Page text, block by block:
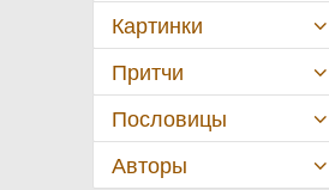
Картинки
Притчи
Пословицы
Авторы